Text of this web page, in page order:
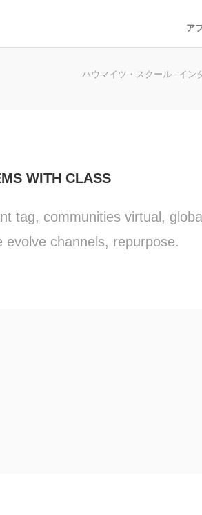
ア
ハウマイツ・スクール - イン
WITH CLASS
tag, communities virtual,
evolve channels, repurpose.